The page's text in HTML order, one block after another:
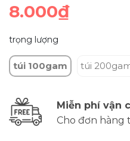
8.000₫
trọng lượng
túi 100gam túi
Miễn phí vận
Cho đơn hàng